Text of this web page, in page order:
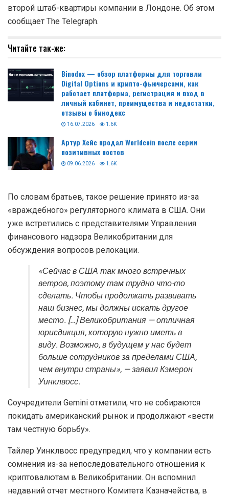
второй штаб-квартиры компании в Лондоне. Об этом
сообщает The Telegraph.
Читайте так-же:
Binodex — обзор платформы для торговли
Digital Options и крипто-фьючерсами, как
работает платформа, регистрация и вход в
личный кабинет, преимущества и недостатки,
отзывы о бинодекс
16.07.2026 1.6K
Артур Хейс продал Worldcoin после серии
позитивных постов
09.06.2026 1.6K
По словам братьев, такое решение принято из-за
«враждебного» регуляторного климата в США. Они
уже встретились с представителями Управления
финансового надзора Великобритании для
обсуждения вопросов релокации.
«Сейчас в США так много встречных
ветров, поэтому там трудно что-то
сделать. Чтобы продолжать развивать
наш бизнес, мы должны искать другое
место. […] Великобритания — отличная
юрисдикция, которую нужно иметь в
виду. Возможно, в будущем у нас будет
больше сотрудников за пределами США,
чем внутри страны», — заявил Кэмерон
Уинклвосс.
Соучредители Gemini отметили, что не собираются
покидать американский рынок и продолжают «вести
там честную борьбу».
Тайлер Уинклвосс предупредил, что у компании есть
сомнения из-за непоследовательного отношения к
криптовалютам в Великобритании. Он вспомнил
недавний отчет местного Комитета Казначейства, в